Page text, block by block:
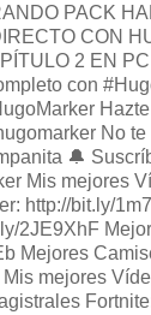
PACK
CON
2 EN
con
No
🔔
Mis mejores
http://bit.ly/
2JE9XhF
Mejores
mejores